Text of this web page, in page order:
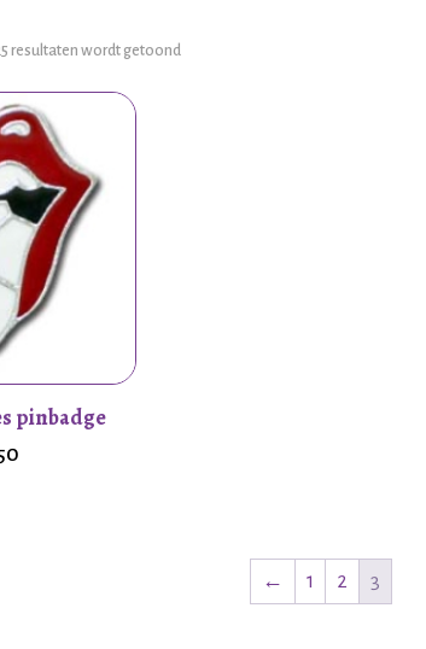
resultaten wordt getoond
pinbadge
← 1 2 3